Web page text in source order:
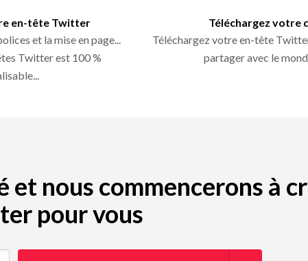
en-tête Twitter
et la mise en page...
Twitter est 100 %
Téléchargez votre
Téléchargez votre en-tête
partager avec le
et nous commencerons à
pour vous